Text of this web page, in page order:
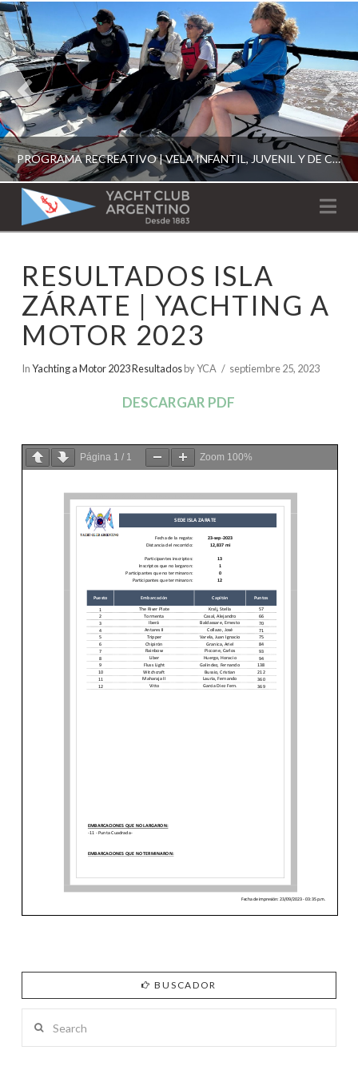
PROGRAMA RECREATIVO | VELA INFANTIL, JUVENIL Y DE CRUCERO 2026
ESCUELA RECREATIVA 2026
YACHT
CLUB
ARGENTINO
RESULTADOS ISLA
ZÁRATE | YACHTING A
MOTOR 2023
InYachting a Motor 2023 Resultadosby YCA septiembre 25, 2023
DESCARGAR PDF
Página 1 / 1 Zoom 100%
BUSCADOR